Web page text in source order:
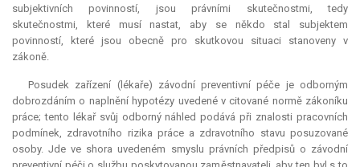
subjektivních povinností, jsou právními skutečnostmi, tedy
skutečnostmi, které musí nastat, aby se někdo stal subjektem
povinností, které jsou obecně pro skutkovou situaci stanoveny v
zákoně.
Posudek zařízení (lékaře) závodní preventivní péče je odborným
dobrozdáním o naplnění hypotézy uvedené v citované normě zákoníku
práce; tento lékař svůj odborný náhled podává při znalosti pracovních
podmínek, zdravotního rizika práce a zdravotního stavu posuzované
osoby. Jde ve shora uvedeném smyslu právních předpisů o závodní